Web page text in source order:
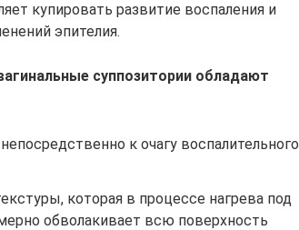
купировать развитие воспаления и
эпителия.
суппозитории обладают
к очагу воспалительного
которая в процессе нагрева под
обволакивает всю поверхность